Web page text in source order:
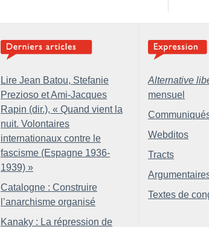
Lire Jean Batou, Stefanie
Prezioso et Ami-Jacques
Rapin (dir.), « Quand vient la
nuit. Volontaires
internationaux contre le
fascisme (Espagne 1936-
1939) »
Catalogne : Construire
l’anarchisme organisé
Kanaky : La répression de
Alternative
mensuel
Webditos
Tracts
Textes de